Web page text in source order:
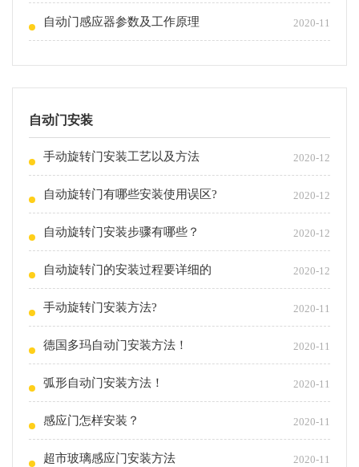
自动门感应器参数及工作原理 2020-11
自动门安装
手动旋转门安装工艺以及方法 2020-12
自动旋转门有哪些安装使用误区? 2020-12
自动旋转门安装步骤有哪些？ 2020-12
自动旋转门的安装过程要详细的 2020-12
手动旋转门安装方法? 2020-11
德国多玛自动门安装方法！ 2020-11
弧形自动门安装方法！ 2020-11
感应门怎样安装？ 2020-11
超市玻璃感应门安装方法 2020-11